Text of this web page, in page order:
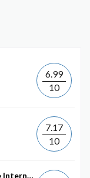
6.99
10
7.17
10
Diplôme d'établissement en Commerce International et...